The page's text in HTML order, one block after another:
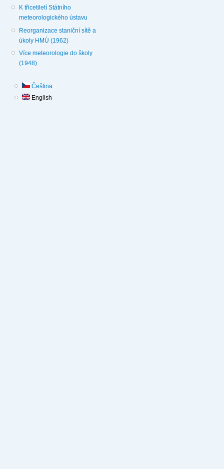
K třicetiletí Státního
meteorologického ústavu
Reorganizace staniční sítě a
úkoly HMÚ (1962)
Více meteorologie do školy
(1948)
Čeština
English